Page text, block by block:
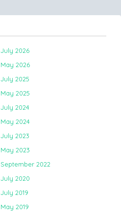
July 2026
May 2026
July 2025
May 2025
July 2024
May 2024
July 2023
May 2023
September 2022
July 2020
July 2019
May 2019